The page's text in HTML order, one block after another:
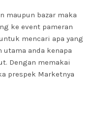
maupun bazar maka
ke event pameran
mencari apa yang
anda kenapa
Dengan memakai
prespek Marketnya